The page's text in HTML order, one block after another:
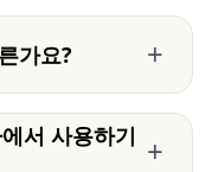
가요? +
서 사용하기 +